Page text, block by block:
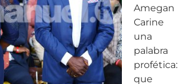
Amegan
Carine
una
palabra
profética:
que